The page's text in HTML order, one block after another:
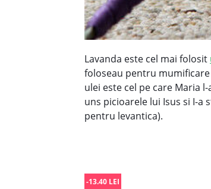
Lavanda este cel mai folosit
foloseau pentru
ulei este cel pe care Maria
uns picioarele lui Isus si I-a
pentru levantica).
-13.40 LEI